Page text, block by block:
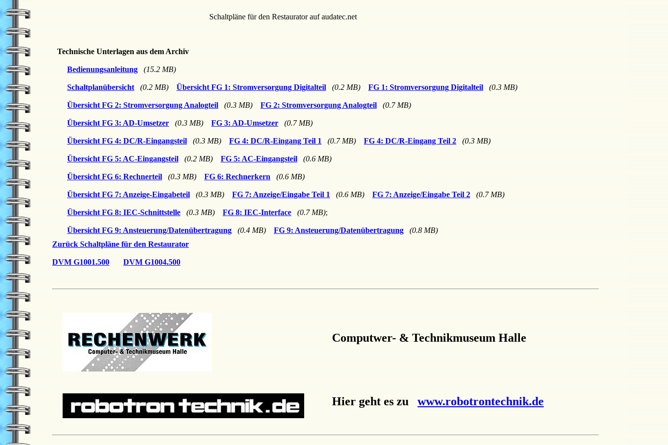
Schaltpläne für den Restaurator auf audatec.net
Technische Unterlagen aus dem Archiv
Bedienungsanleitung (15.2 MB)
Schaltplanübersicht (0.2 MB) Übersicht FG 1: Stromversorgung Digitalteil (0.2 MB) FG 1: Stromversorgung Digitalteil (0.3 MB)
Übersicht FG 2: Stromversorgung Analogteil (0.3 MB) FG 2: Stromversorgung Analogteil (0.7 MB)
Übersicht FG 3: AD-Umsetzer (0.3 MB) FG 3: AD-Umsetzer (0.7 MB)
Übersicht FG 4: DC/R-Eingangsteil (0.3 MB) FG 4: DC/R-Eingang Teil 1 (0.7 MB) FG 4: DC/R-Eingang Teil 2 (0.3 MB)
Übersicht FG 5: AC-Eingangsteil (0.2 MB) FG 5: AC-Eingangsteil (0.6 MB)
Übersicht FG 6: Rechnerteil (0.3 MB) FG 6: Rechnerkern (0.6 MB)
Übersicht FG 7: Anzeige-Eingabeteil (0.3 MB) FG 7: Anzeige/Eingabe Teil 1 (0.6 MB) FG 7: Anzeige/Eingabe Teil 2 (0.7 MB)
Übersicht FG 8: IEC-Schnittstelle (0.3 MB) FG 8: IEC-Interface (0.7 MB);
Übersicht FG 9: Ansteuerung/Datenübertragung (0.4 MB) FG 9: Ansteuerung/Datenübertragung
(0.8 MB)
Zurück Schaltpläne für den Restaurator
DVM G1001.500 DVM G1004.500
Computwer- & Technikmuseum Halle
Hier geht es zu www.robotrontechnik.de